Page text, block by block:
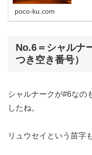
poco-ku.com
No.6＝シャルナ
つき空き番号）
シャルナークが#6なの
したね。
リュウセイという苗字